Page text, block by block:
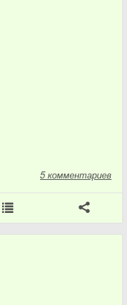
5 комментариев